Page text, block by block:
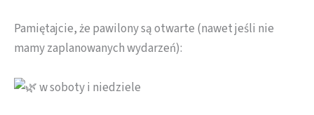
Pamiętajcie, że pawilony są otwarte (nawet jeśli nie
mamy zaplanowanych wydarzeń):
w soboty i niedziele